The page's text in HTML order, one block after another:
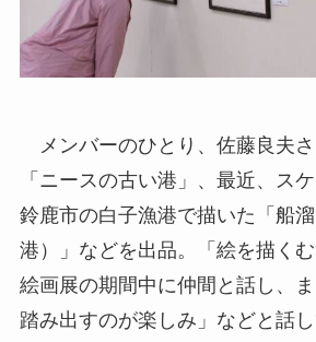
メンバーのひとり、佐藤良夫
「ニースの古い港」、最近、ス
鈴鹿市の白子漁港で描いた「船
港）」などを出品。「絵を描く
絵画展の期間中に仲間と話し、
踏み出すのが楽しみ」などと話し